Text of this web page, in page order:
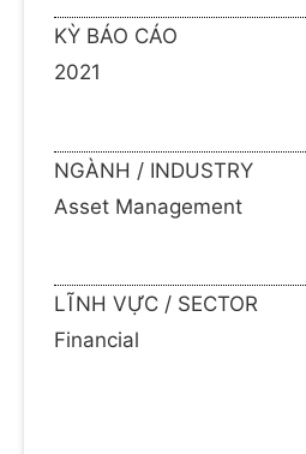
KỲ BÁO CÁO
2021
NGÀNH / INDUSTRY
Asset Management
LĨNH VỰC / SECTOR
Financial